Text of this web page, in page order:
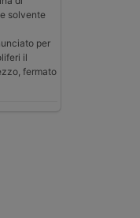
solvente
per
il
fermato